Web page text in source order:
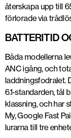
återskapa upp till
förlorade via
BATTERITID
Båda modellerna
ANC igång, och
laddningsfodralet.
6.1-standarden, tål
klassning, och har
My, Google Fast
lurarna till tre